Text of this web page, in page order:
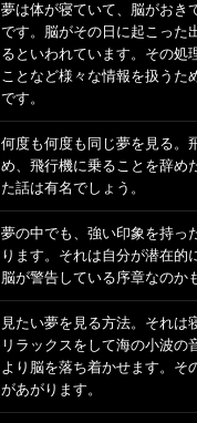
夢は体が寝ていて、脳がおき
です。脳がその日に起こった
るといわれています。その処
ことなど様々な情報を扱うた
です。
何度も何度も同じ夢を見る。
め、飛行機に乗ることを辞め
た話は有名でしょう。
夢の中でも、強い印象を持っ
ります。それは自分が潜在的
脳が警告している序章なのか
見たい夢を見る方法。それは
リラックスをして海の小波
より脳を落ち着かせます。そ
があがります。